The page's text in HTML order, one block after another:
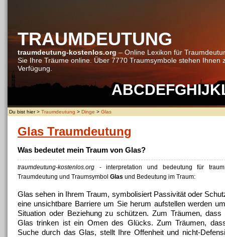
TRAUMDEUTUNG
traumdeutung-kostenlos.org– Online Lexikon für
Sie Ihre Träume online. Über 7770 Traumsymbole stehen Ihnen
Verfügung.
ABCDEFGHIJK
Du bist hier > Traumdeutung > Dinge > Glas
Glas Traumdeutung
Was bedeutet mein Traum von Glas?
traumdeutung-kostenlos.org - interpretation und bedeutung für
Traumdeutung und Traumsymbol Glas und Bedeutung im Traum:
Glas sehen in Ihrem Traum, symbolisiert Passivität oder
eine unsichtbare Barriere um Sie herum aufstellen werden
Situation oder Beziehung zu schützen. Zum Träumen,
Glas trinken ist ein Omen des Glücks. Zum Träumen,
Suche durch das Glas, stellt Ihre Offenheit und nicht-